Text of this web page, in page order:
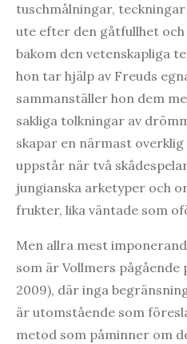
tuschmålningar,
ute efter den gåtfullhet
bakom den vetenskapliga
hon tar hjälp av Freuds
sammanställer hon dem
sakliga tolkningar av
skapar en närmast
uppstår när två
jungianska arketyper och
frukter, lika väntade som
Men allra mest
som är Vollmers
2009), där inga
är utomstående som
metod som påminner om